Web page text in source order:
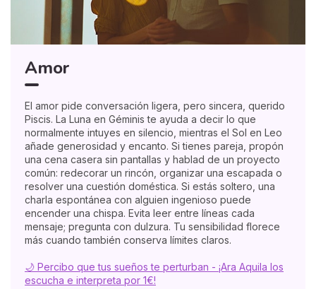
Amor
El amor pide conversación ligera, pero sincera, querido
Piscis. La Luna en Géminis te ayuda a decir lo que
normalmente intuyes en silencio, mientras el Sol en Leo
añade generosidad y encanto. Si tienes pareja, propón
una cena casera sin pantallas y hablad de un proyecto
común: redecorar un rincón, organizar una escapada o
resolver una cuestión doméstica. Si estás soltero, una
charla espontánea con alguien ingenioso puede
encender una chispa. Evita leer entre líneas cada
mensaje; pregunta con dulzura. Tu sensibilidad florece
más cuando también conserva límites claros.
🌙 Percibo que tus sueños te perturban - ¡Ara Aquila los
escucha e interpreta por 1€!